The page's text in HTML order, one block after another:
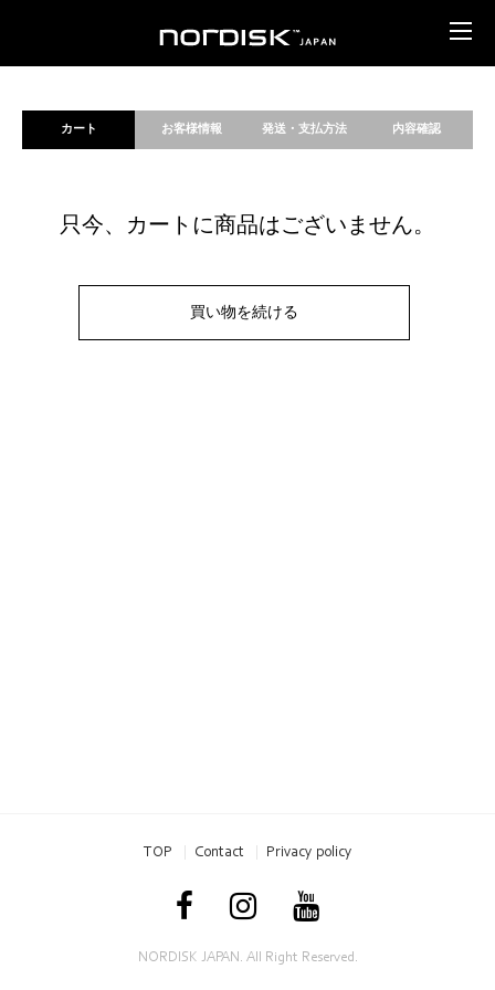
カート お客様情報 発送・支払方法 内容確認
只今、カートに商品はございません。
TOP Contact Privacy policy
NORDISK JAPAN. All Right Reserved.